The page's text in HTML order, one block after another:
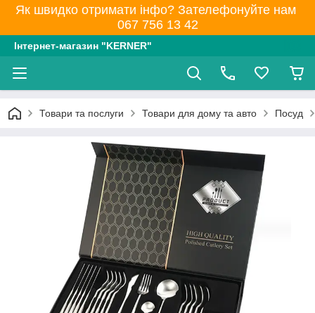
Як швидко отримати інфо? Зателефонуйте нам
067 756 13 42
Інтернет-магазин "KERNER"
Товари та послуги Товари для дому та авто Посуд